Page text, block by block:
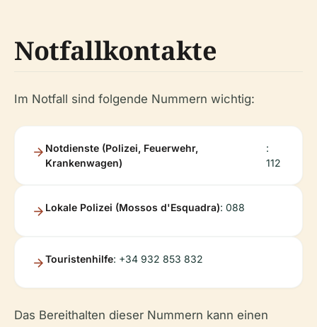
Notfallkontakte
Im Notfall sind folgende Nummern wichtig:
Notdienste (Polizei, Feuerwehr,
Krankenwagen)
:
112
Lokale Polizei (Mossos d'Esquadra): 088
Touristenhilfe: +34 932 853 832
Das Bereithalten dieser Nummern kann einen